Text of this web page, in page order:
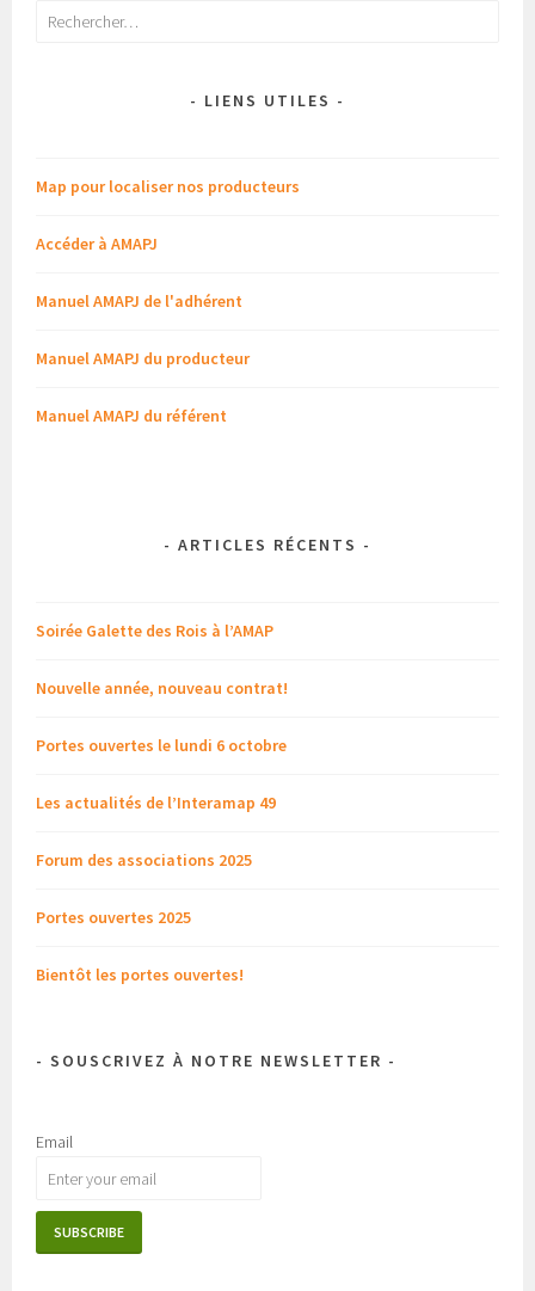
Rechercher :
- LIENS UTILES -
Map pour localiser nos producteurs
Accéder à AMAPJ
Manuel AMAPJ de l'adhérent
Manuel AMAPJ du producteur
Manuel AMAPJ du référent
- ARTICLES RÉCENTS -
Soirée Galette des Rois à l’AMAP
Nouvelle année, nouveau contrat!
Portes ouvertes le lundi 6 octobre
Les actualités de l’Interamap 49
Forum des associations 2025
Portes ouvertes 2025
Bientôt les portes ouvertes!
- SOUSCRIVEZ À NOTRE NEWSLETTER -
Email